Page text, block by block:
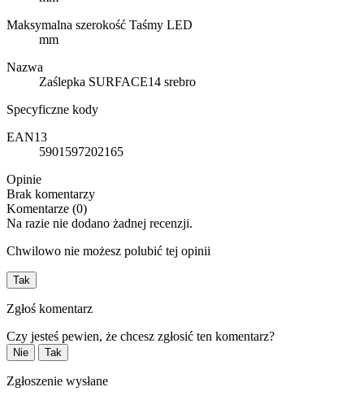
Maksymalna szerokość Taśmy LED
mm
Nazwa
Zaślepka SURFACE14 srebro
Specyficzne kody
EAN13
5901597202165
Opinie
Brak komentarzy
Komentarze (0)
Na razie nie dodano żadnej recenzji.
Chwilowo nie możesz polubić tej opinii
Tak
Zgłoś komentarz
Czy jesteś pewien, że chcesz zgłosić ten komentarz?
Nie Tak
Zgłoszenie wysłane